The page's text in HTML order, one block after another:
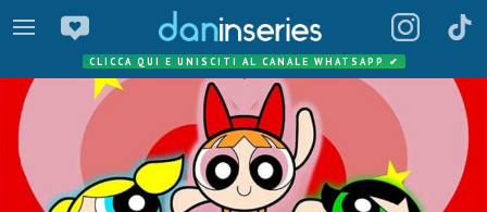
CLICCA QUI E UNISCITI AL CANALE WHATSAPP ✔